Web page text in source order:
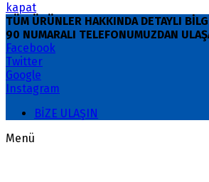
kapat
TÜM ÜRÜNLER HAKKINDA DETAYLI
90 NUMARALI TELEFONUMUZDAN
Facebook
Twitter
Google
Instagram
BİZE ULAŞIN
Menü